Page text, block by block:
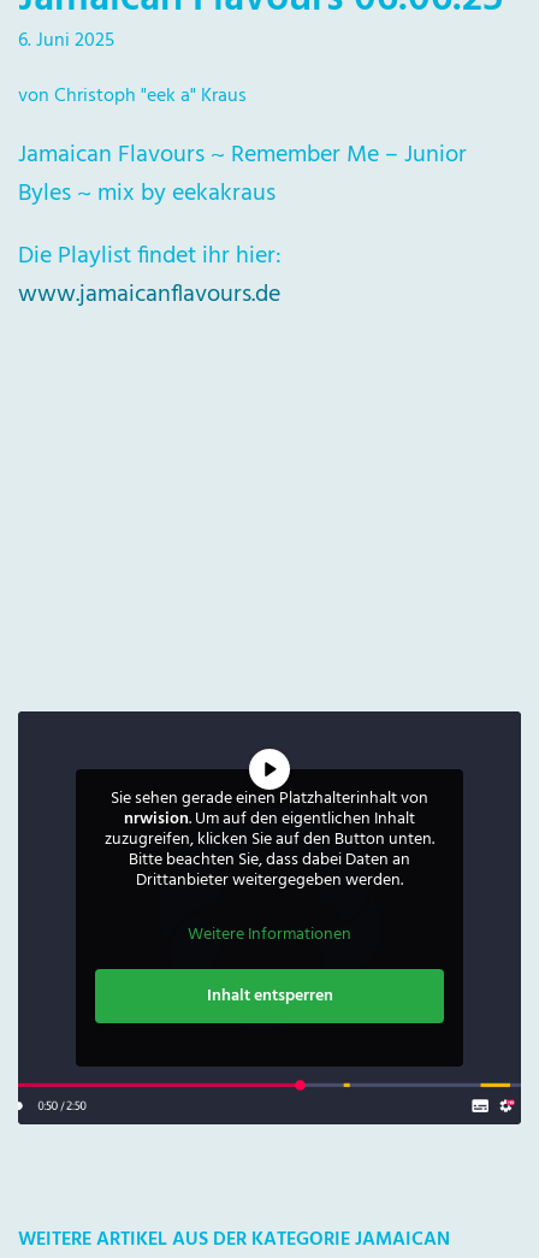
6. Juni 2025
von Christoph "eek a" Kraus
Jamaican Flavours ~ Remember Me – Junior
Byles ~ mix by eekakraus
Die Playlist findet ihr hier:
www.jamaicanflavours.de
Sie sehen gerade einen Platzhalterinhalt von
nrwision. Um auf den eigentlichen Inhalt
zuzugreifen, klicken Sie auf den Button unten.
Bitte beachten Sie, dass dabei Daten an
Drittanbieter weitergegeben werden.
Weitere Informationen
Inhalt entsperren
WEITERE ARTIKEL AUS DER KATEGORIE JAMAICAN